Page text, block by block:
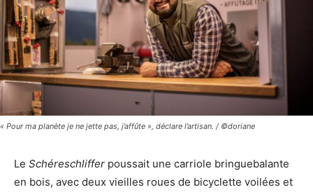
« Pour ma planète je ne jette pas, j’affûte », déclare l’artisan. / ©doriane
Le Schéreschliffer poussait une carriole bringuebalante
en bois, avec deux vieilles roues de bicyclette voilées et